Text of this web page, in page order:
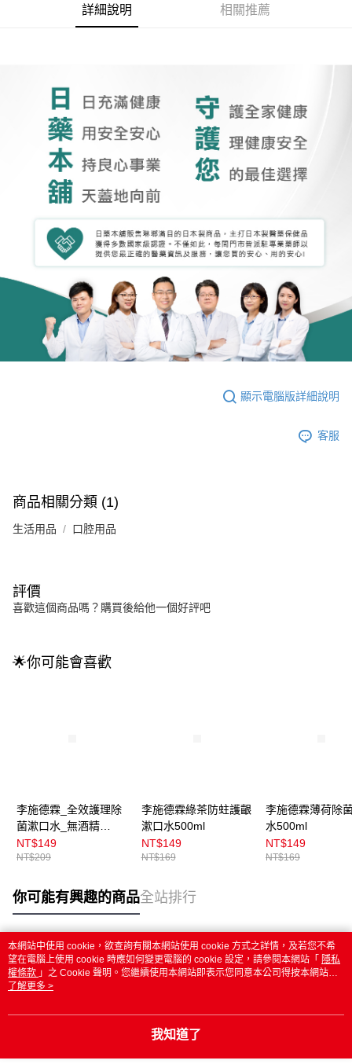
詳細說明 相關推薦
顯示電腦版詳細說明
客服
商品相關分類 (1)
生活用品 口腔用品
評價
喜歡這個商品嗎？購買後給他一個好評吧
🌟你可能會喜歡
李施德霖_全效護理除
菌漱口水_無酒精
500ml
NT$149
NT$209
李施德霖綠茶防蛀護齦
漱口水500ml
NT$149
NT$169
李施德霖薄荷除
水500ml
NT$149
NT$169
你可能有興趣的商品全站排行
熱門標籤
本網站中使用 cookie，欲查詢有關本網站使用 cookie 方式之詳情，及若您不希
望在電腦上使用 cookie 時應如何變更電腦的 cookie 設定，請參閱本網站「 隱私
權條款 」之 Cookie 聲明。您繼續使用本網站即表示您同意本公司得按本網站使
用條款之 Cookie 聲明使用 cookie。
了解更多 >
我知道了